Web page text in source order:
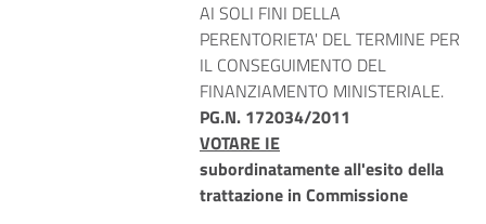
AI SOLI FINI DELLA
PERENTORIETA' DEL TERMINE PER
IL CONSEGUIMENTO DEL
FINANZIAMENTO MINISTERIALE.
PG.N. 172034/2011
VOTARE IE
subordinatamente all'esito della
trattazione in Commissione